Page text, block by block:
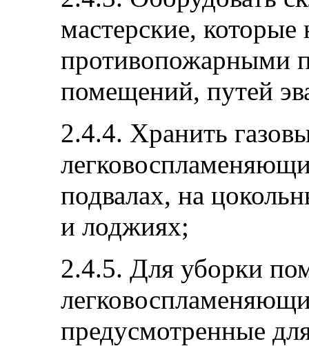
мастерские, которые
противопожарными
помещений, путей
2.4.4. Хранить
подвалах, на
и лоджиях;
2.4.5. Для уборки
предусмотренные